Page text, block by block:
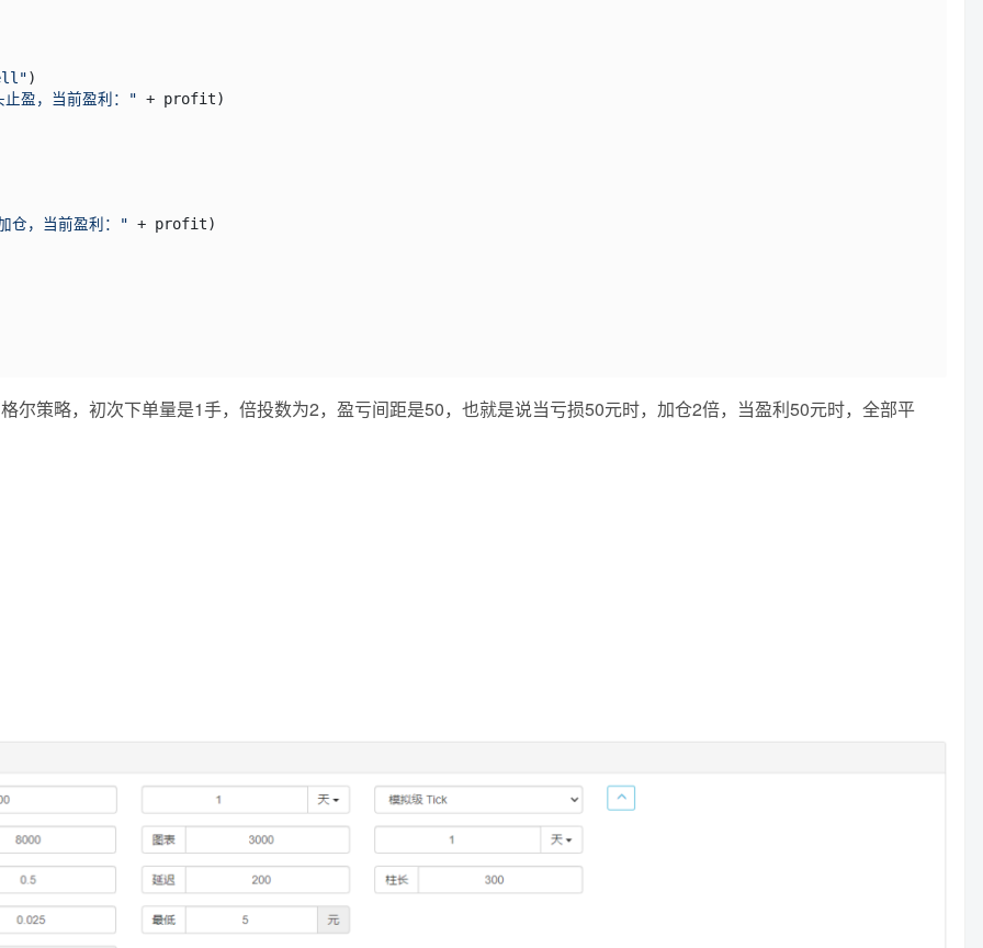
)
止盈，当前盈利：" + profit)
仓，当前盈利：" + profit)
尔策略，初次下单量是1手，倍投数为2，盈亏间距是50，也就是说当亏损50元时，加仓2倍，当盈利50元时，全部平